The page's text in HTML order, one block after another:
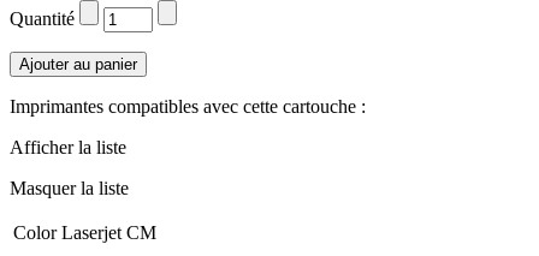
Quantité
Imprimantes compatibles avec cette cartouche :
Afficher la liste
Masquer la liste
Color Laserjet CM